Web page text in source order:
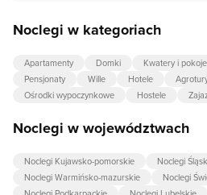
Noclegi w kategoriach
Apartamenty Domki Kwatery i pokoje
Pensjonaty
Wille Hotele
Ośrodki wypoczynkowe
Hostele
Noclegi w województwach
Noclegi Kujawsko-pomorskie Noclegi
Noclegi Warmińsko-mazurskie
Noclegi